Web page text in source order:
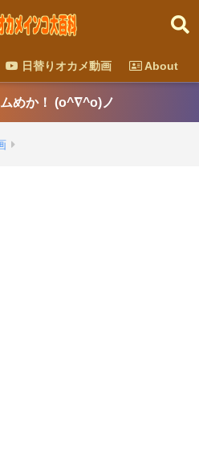
日替りオカメ動画 About
めか！ (o^∇^o)ノ